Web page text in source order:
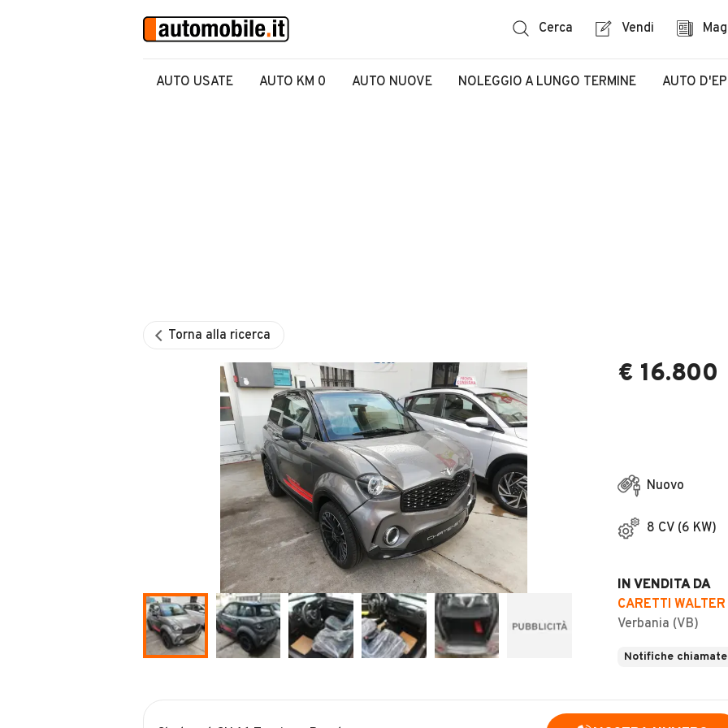
Cerca Vendi
AUTO USATE AUTO KM 0 AUTO NUOVE NOLEGGIO A LUNGO TERMINE AUTO
Torna alla ricerca
€ 16.800
Nuovo
8 CV (6 KW)
IN VENDITA DA
CARETTI WALTER
Verbania (VB)
Notifiche